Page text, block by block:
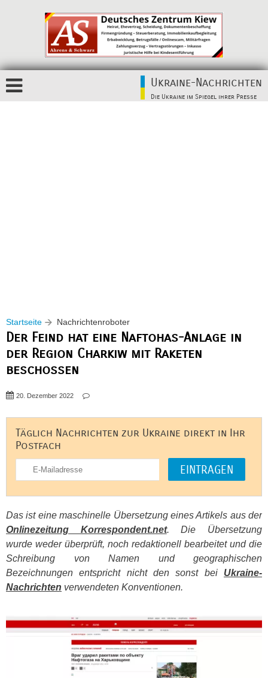
Ukraine-Nachrichten
Die Ukraine im Spiegel ihrer Presse
Startseite Nachrichtenroboter
Der Feind hat eine Naftohas-Anlage in
der Region Charkiw mit Raketen
beschossen
20. Dezember 2022
Täglich Nachrichten zur Ukraine direkt in Ihr
Postfach
Das ist eine maschinelle Übersetzung eines Artikels aus der
Onlinezeitung Korrespondent.net. Die Übersetzung
wurde weder überprüft, noch redaktionell bearbeitet und die
Schreibung von Namen und geographischen
Bezeichnungen entspricht nicht den sonst bei Ukraine-
Nachrichten verwendeten Konventionen.